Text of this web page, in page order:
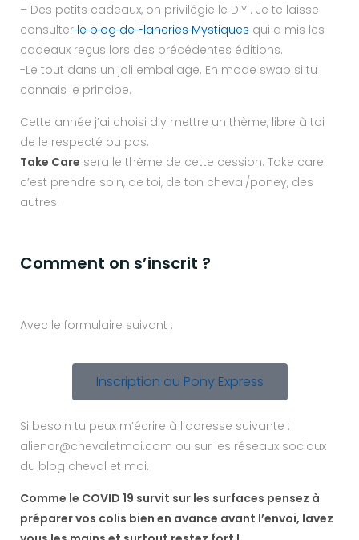
– Des petits cadeaux, on privilégie le DIY . Je te laisse
consulterle blog de Flaneries Mystiques qui a mis les
cadeaux reçus lors des précédentes éditions.
-Le tout dans un joli emballage. En mode swap si tu
connais le principe.
Cette année j’ai choisi d’y mettre un thème, libre à toi
de le respecté ou pas.
Take Care sera le thème de cette cession. Take care
c’est prendre soin, de toi, de ton cheval/poney, des
autres.
Comment on s’inscrit ?
Avec le formulaire suivant :
Inscription au Pony Express
Si besoin tu peux m’écrire à l’adresse suivante :
alienor@chevaletmoi.com ou sur les réseaux sociaux
du blog cheval et moi.
Comme le COVID 19 survit sur les surfaces pensez à
préparer vos colis bien en avance avant l’envoi, lavez